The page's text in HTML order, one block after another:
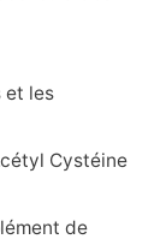
et les
Cystéine
de